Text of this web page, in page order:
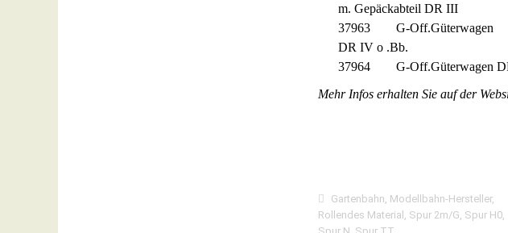
m. Gepäckabteil DR III
37963 G-Off.Güterwagen
DR IV o .Bb.
37964 G-Off.Güterwagen
Mehr Infos erhalten Sie auf der
Gartenbahn, Modellbahn-Hersteller,
Rollendes Material , Spur 2m/G, Spur H0,